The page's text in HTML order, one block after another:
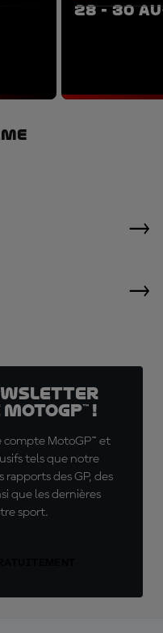
28 - 30
!
MotoGP™ et
tels que notre
des GP, des
que les dernières
sport.